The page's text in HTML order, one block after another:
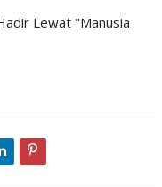
Lewat "Manusia